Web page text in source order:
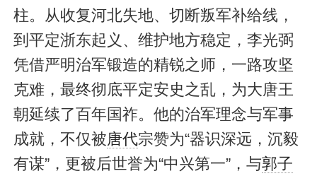
柱。从收复河北失地、切断叛军补给线，
到平定浙东起义、维护地方稳定，李光弼
凭借严明治军锻造的精锐之师，一路攻坚
克难，最终彻底平定安史之乱，为大唐王
朝延续了百年国祚。他的治军理念与军事
成就，不仅被唐代宗赞为“器识深远，沉毅
有谋”，更被后世誉为“中兴第一”，与郭子